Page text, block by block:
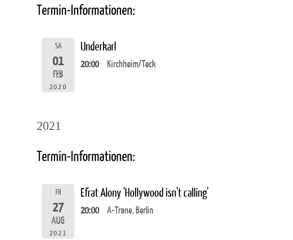
Termin-Informationen:
SA
01
FEB
2020
Underkarl
20:00 Kirchheim/Teck
2021
Termin-Informationen:
FR
27
AUG
2021
Efrat Alony 'Hollywood isn't calling'
20:00 A-Trane, Berlin